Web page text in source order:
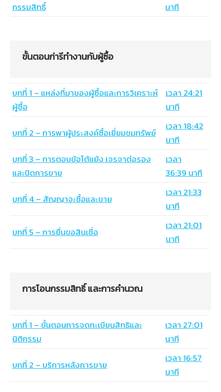
กรรมสิทธิ์
นาที
ขั้นตอนก่ารีทำงานกับผู้ซื้อ
บทที่ 1 – แหล่งที่มาของผู้ซื้อและการวิเคราะห์
ผู้ซื้อ
เวลา 24:21
นาที
บทที่ 2 – การพาผู้ประสงค์ซื้อเยี่ยมชมทรัพย์
เวลา 18:42
นาที
บทที่ 3 – การตอบข้อโต้แย้ง เจรจาต่อรอง
และปิดการขาย
เวลา
36:39 นาที
บทที่ 4 – สัญญาจะซื้อและขาย
เวลา 21:33
นาที
บทที่ 5 – การยื่นขอสินเชื่อ
เวลา 21:01
นาที
การโอนกรรมสิทธิ์ และการคำนวณ
บทที่ 1 – ขั้นตอนการจดทะเบียนสิทธิและ
นิติกรรม
เวลา 27:01
นาที
บทที่ 2 – บริการหลังการขาย
เวลา 16:57
นาที